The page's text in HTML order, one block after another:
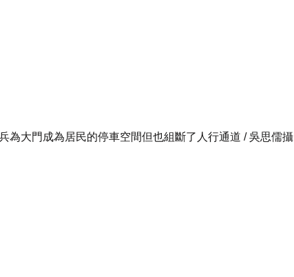
為大門成為居民的停車空間但也組斷了人行通道 / 吳思儒攝